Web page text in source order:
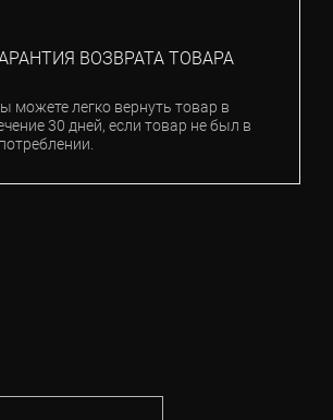
ВОЗВРАТА ТОВАРА
можете легко вернуть товар в
30 дней, если товар не был в